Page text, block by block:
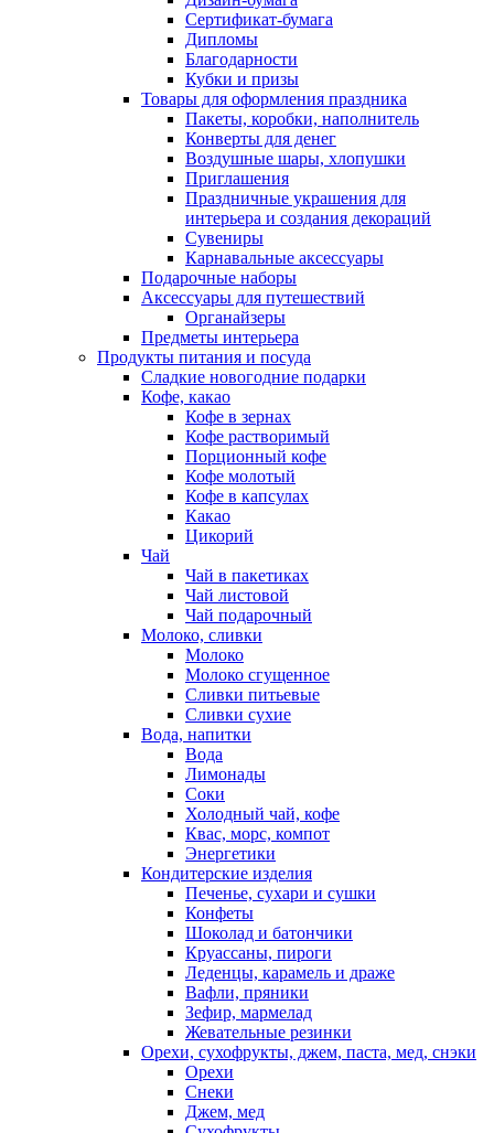
Сертификат-бумага
Дипломы
Благодарности
Кубки и призы
Товары для оформления праздника
Пакеты, коробки, наполнитель
Конверты для денег
Воздушные шары, хлопушки
Приглашения
Праздничные украшения для
интерьера и создания декораций
Сувениры
Карнавальные аксессуары
Подарочные наборы
Аксессуары для путешествий
Органайзеры
Предметы интерьера
Продукты питания и посуда
Сладкие новогодние подарки
Кофе, какао
Кофе в зернах
Кофе растворимый
Порционный кофе
Кофе молотый
Кофе в капсулах
Какао
Цикорий
Чай
Чай в пакетиках
Чай листовой
Чай подарочный
Молоко, сливки
Молоко
Молоко сгущенное
Сливки питьевые
Сливки сухие
Вода, напитки
Вода
Лимонады
Соки
Холодный чай, кофе
Квас, морс, компот
Энергетики
Кондитерские изделия
Печенье, сухари и сушки
Конфеты
Шоколад и батончики
Круассаны, пироги
Леденцы, карамель и драже
Вафли, пряники
Зефир, мармелад
Жевательные резинки
Орехи, сухофрукты, джем, паста, мед, снэки
Орехи
Снеки
Джем, мед